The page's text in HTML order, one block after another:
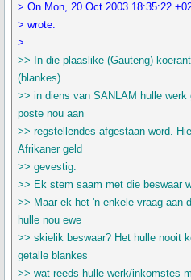
> On Mon, 20 Oct 2003 18:35:22
> wrote:
>
>> In die plaaslike (Gauteng)
(blankes)
>> in diens van SANLAM hulle werk
poste nou aan
>> regstellendes afgestaan word.
Afrikaner geld
>> gevestig.
>> Ek stem saam met die beswaar
>> Maar ek het 'n enkele vraag aan
hulle nou ewe
>> skielik beswaar? Het hulle nooit
getalle blankes
>> wat reeds hulle werk/inkomstes